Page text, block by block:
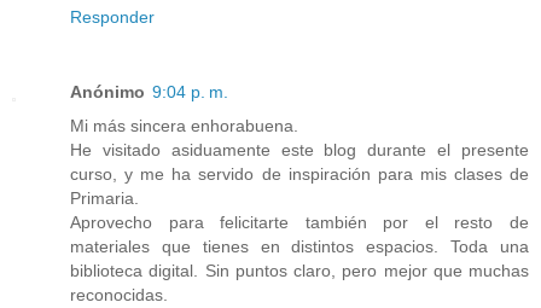
Responder
Anónimo 9:04 p. m.
Mi más sincera enhorabuena.
He visitado asiduamente este blog durante el presente
curso, y me ha servido de inspiración para mis clases de
Primaria.
Aprovecho para felicitarte también por el resto de
materiales que tienes en distintos espacios. Toda una
biblioteca digital. Sin puntos claro, pero mejor que muchas
reconocidas.